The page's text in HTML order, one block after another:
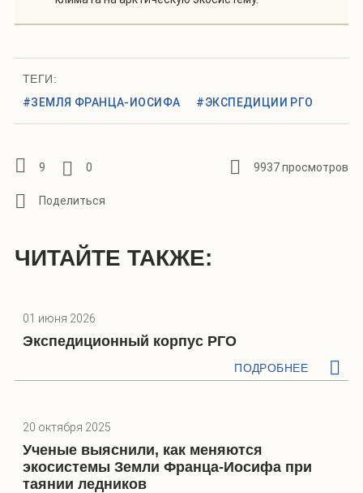
ТЕГИ:
#ЗЕМЛЯ ФРАНЦА-ИОСИФА
#ЭКСПЕДИЦИИ РГО
9 0 9937 просмотров
ЧИТАЙТЕ ТАКЖЕ:
01 июня 2026
Экспедиционный корпус РГО
ПОДРОБНЕЕ
20 октября 2025
Ученые выяснили, как меняются
экосистемы Земли Франца-Иосифа при
таянии ледников